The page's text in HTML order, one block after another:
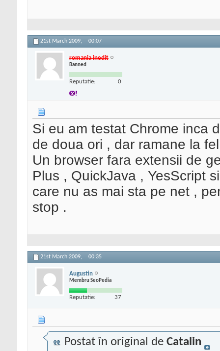
21st March 2009, 00:07
romania inedit
Banned
Reputatie: 0
Si eu am testat Chrome inca
de doua ori , dar ramane la
Un browser fara extensii de
Plus , QuickJava , YesScript
care nu as mai sta pe net ,
stop .
21st March 2009, 00:35
Augustin
Membru SeoPedia
Reputatie: 37
Postat în original de Catalin